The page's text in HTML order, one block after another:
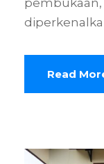
pembukaan,
Read